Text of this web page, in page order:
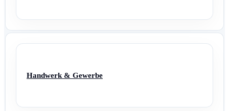
Handwerk & Gewerbe